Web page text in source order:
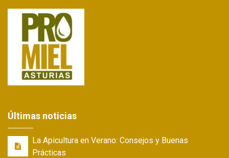
Últimas noticias
La Apicultura en Verano: Consejos y Buenas
Prácticas